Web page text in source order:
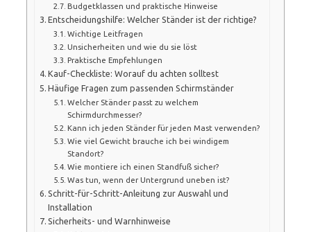
Budgetklassen und praktische Hinweise
Entscheidungshilfe: Welcher Ständer ist der richtige?
Wichtige Leitfragen
Unsicherheiten und wie du sie löst
Praktische Empfehlungen
Kauf-Checkliste: Worauf du achten solltest
Häufige Fragen zum passenden Schirmständer
Welcher Ständer passt zu welchem
Schirmdurchmesser?
Kann ich jeden Ständer für jeden Mast verwenden?
Wie viel Gewicht brauche ich bei windigem
Standort?
Wie montiere ich einen Standfuß sicher?
Was tun, wenn der Untergrund uneben ist?
Schritt-für-Schritt-Anleitung zur Auswahl und
Installation
Sicherheits- und Warnhinweise